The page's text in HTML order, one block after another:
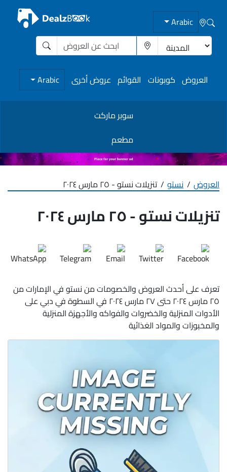
Arabic
العروض كوبونات القوائم عروض أخرى Arabic
سوبر ماركت
مطعم
العروض نستو تنزيلات نستو - ٢٥ مارس ٢٠٢٤
تنزيلات نستو - ٢٥ مارس ٢٠٢٤
تعرف على أحدث العروض والخصومات من نستو في الإمارات من
٢٥ مارس ٢٠٢٤ حتى ٢٧ مارس ٢٠٢٤ في السطوة في دبي على
الأدوات المنزلية والخضروات والفواكه والأجهزة المنزلية
والمخبوزات والمواد الغذائية